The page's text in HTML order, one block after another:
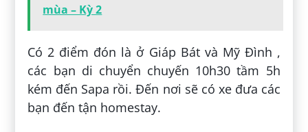
mùa – Kỳ 2
Có 2 điểm đón là ở Giáp Bát và Mỹ Đình ,
các bạn di chuyển chuyến 10h30 tầm 5h
kém đến Sapa rồi. Đến nơi sẽ có xe đưa các
bạn đến tận homestay.